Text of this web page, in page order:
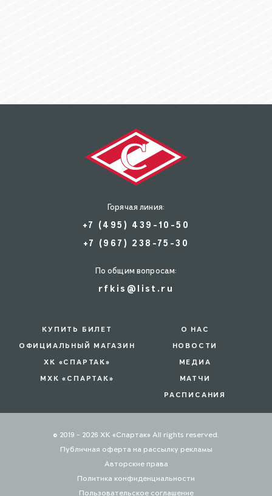
Горячая линия:
+7 (495) 439-10-50
+7 (967) 238-75-30
По общим вопросам:
rfkis@list.ru
КУПИТЬ БИЛЕТ
ОФИЦИАЛЬНЫЙ МАГАЗИН
ХК «СПАРТАК»
МХК «СПАРТАК»
О НАС
НОВОСТИ
МЕДИА
МАТЧИ
РАСПИСАНИЯ
© 2019 - 2026 ХК «Спартак» All rights reserved.
Публичная оферта на рассылку рекламы
Авторские права
Политика конфиденциальности
Пользовательское соглашение